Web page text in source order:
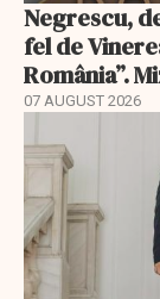
Negrescu,
fel de
România”.
07 AUGUST 2026